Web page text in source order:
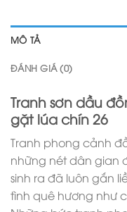
MÔ TẢ
ĐÁNH GIÁ (0)
Tranh sơn dầu
gặt lúa chín 26
Tranh phong cảnh
những nét dân gian
sinh ra đã luôn gắn
tình quê hương như